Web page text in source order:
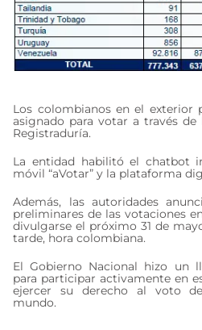
Los colombianos en el exterior
asignado para votar a través de
Registraduría.
La entidad habilitó el chatbot
móvil “aVotar” y la plataforma
Además, las autoridades
preliminares de las votaciones
divulgarse el próximo 31 de
tarde, hora colombiana.
El Gobierno Nacional hizo un
para participar activamente en
ejercer su derecho al voto
mundo.